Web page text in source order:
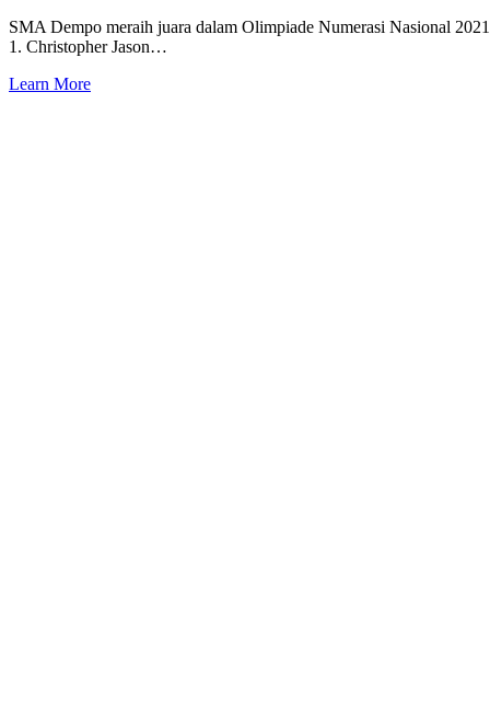
SMA Dempo meraih juara dalam Olimpiade Numerasi Nasional
1. Christopher Jason…
Learn More